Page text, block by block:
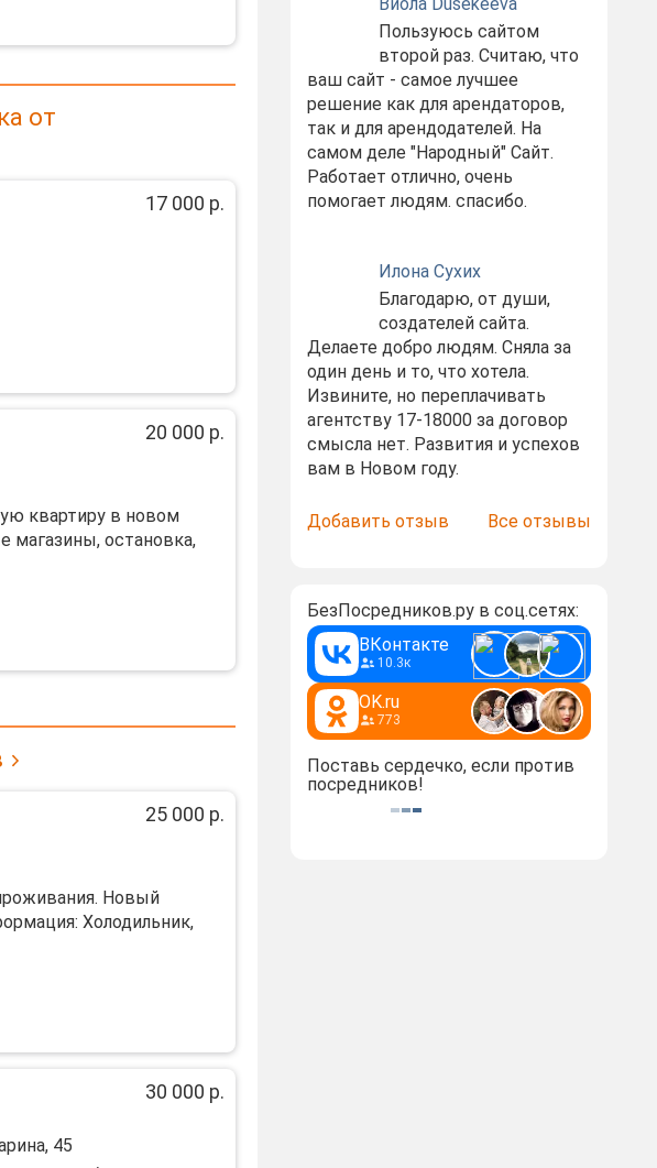
от
17 000 р.
20 000 р.
квартиру в новом
остановка,
25 000 р.
Новый
Холодильник,
30 000 р.
45
Пользуюсь сайтом
второй раз. Считаю, что
ваш сайт - самое лучшее
решение как для арендаторов,
так и для арендодателей. На
самом деле "Народный" Сайт.
Работает отлично, очень
помогает людям. спасибо.
Илона Сухих
Благодарю, от души,
создателей сайта.
Делаете добро людям. Сняла за
один день и то, что хотела.
Извините, но переплачивать
агентству 17-18000 за договор
смысла нет. Развития и успехов
вам в Новом году.
Добавить отзыв Все отзывы
БезПосредников.ру в соц.сетях:
ВКонтакте
10.3к
OK.ru
773
Поставь сердечко, если против
посредников!